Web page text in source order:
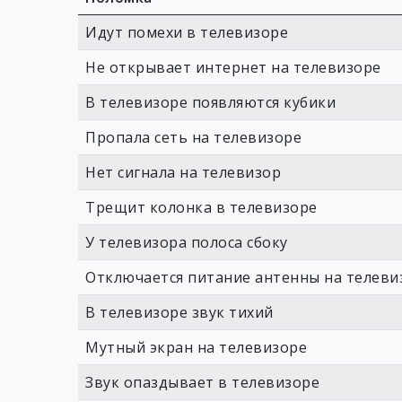
Идут помехи в телевизоре
Не открывает интернет на телевизоре
В телевизоре появляются кубики
Пропала сеть на телевизоре
Нет сигнала на телевизор
Трещит колонка в телевизоре
У телевизора полоса сбоку
Отключается питание антенны на
В телевизоре звук тихий
Мутный экран на телевизоре
Звук опаздывает в телевизоре